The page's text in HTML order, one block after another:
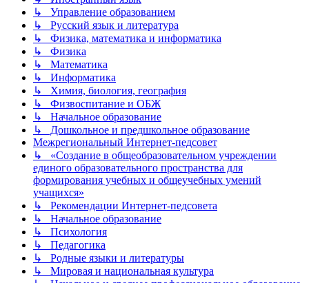
↳ Управление образованием
↳ Русский язык и литература
↳ Физика, математика и информатика
↳ Физика
↳ Математика
↳ Информатика
↳ Химия, биология, география
↳ Физвоспитание и ОБЖ
↳ Начальное образование
↳ Дошкольное и предшкольное образование
Межрегиональный Интернет-педсовет
↳ «Создание в общеобразовательном учреждении
единого образовательного пространства для
формирования учебных и общеучебных умений
учащихся»
↳ Рекомендации Интернет-педсовета
↳ Начальное образование
↳ Психология
↳ Педагогика
↳ Родные языки и литературы
↳ Мировая и национальная культура